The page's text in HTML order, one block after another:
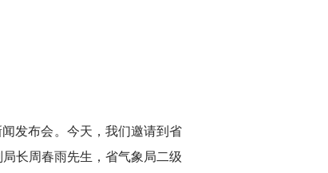
发布会。今天，我们邀请到省
长周春雨先生，省气象局二级